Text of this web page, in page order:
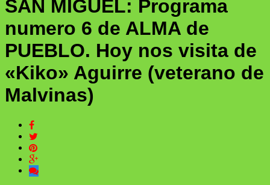
SAN MIGUEL: Programa
numero 6 de ALMA de
PUEBLO. Hoy nos visita de
«Kiko» Aguirre (veterano de
Malvinas)